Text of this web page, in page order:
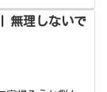
無理しないで